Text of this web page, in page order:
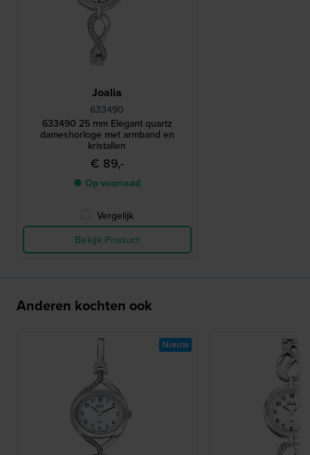
Joalia
633490
633490 25 mm Elegant quartz
dameshorloge met armband en
kristallen
€ 89,-
● Op voorraad
Vergelijk
Bekijk Product
Anderen kochten ook
Nieuw